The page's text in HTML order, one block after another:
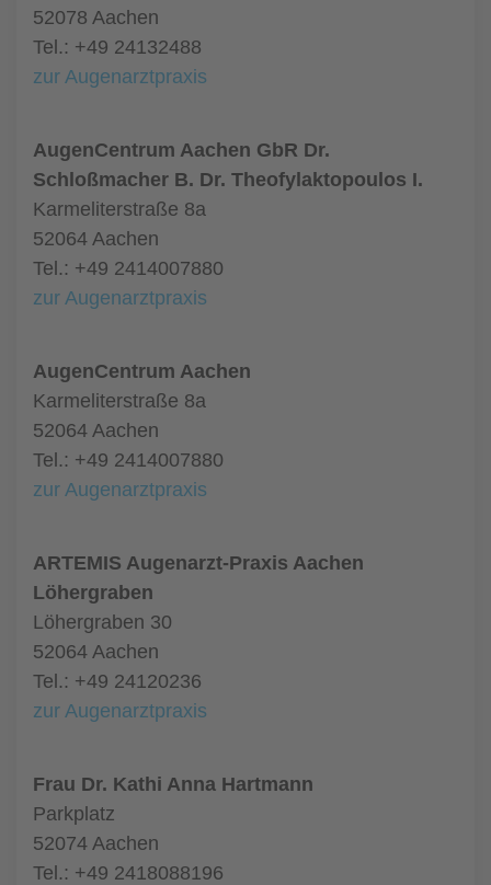
52078 Aachen
Tel.: +49 24132488
zur Augenarztpraxis
AugenCentrum Aachen GbR Dr.
Schloßmacher B. Dr. Theofylaktopoulos I.
Karmeliterstraße 8a
52064 Aachen
Tel.: +49 2414007880
zur Augenarztpraxis
AugenCentrum Aachen
Karmeliterstraße 8a
52064 Aachen
Tel.: +49 2414007880
zur Augenarztpraxis
ARTEMIS Augenarzt-Praxis Aachen
Löhergraben
Löhergraben 30
52064 Aachen
Tel.: +49 24120236
zur Augenarztpraxis
Frau Dr. Kathi Anna Hartmann
Parkplatz
52074 Aachen
Tel.: +49 2418088196